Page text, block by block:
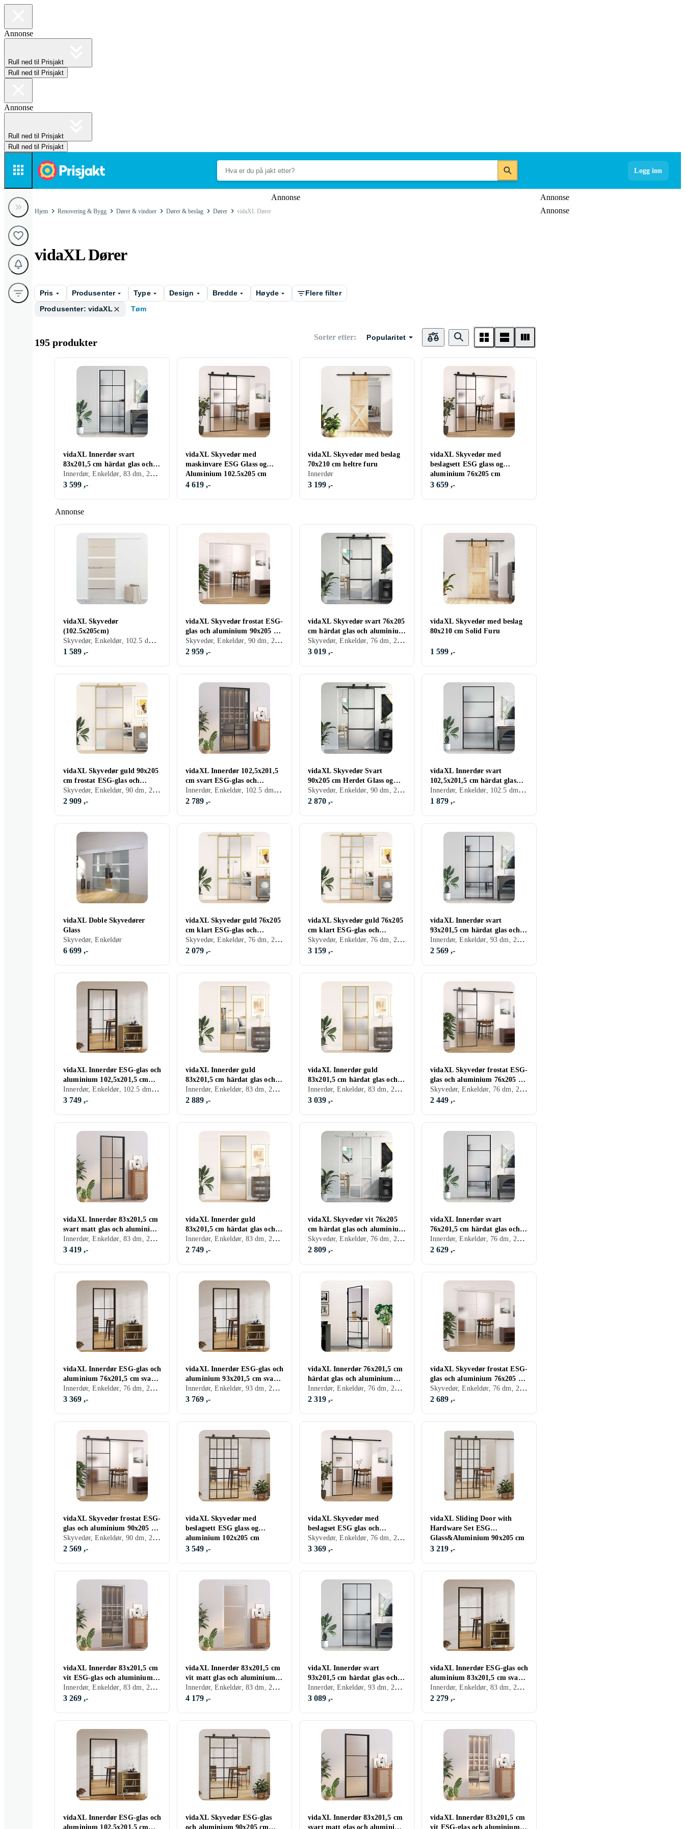
Annonse
Rull ned til Prisjakt
Rull ned til Prisjakt
Annonse
Rull ned til Prisjakt
Rull ned til Prisjakt
Logg inn
Annonse
Annonse
Annonse
Hjem Renovering & Bygg Dører & vinduer Dører & beslag Dører vidaXL Dører
vidaXL Dører
Pris Produsenter Type Design Bredde Høyde
Flere filter
Produsenter: vidaXL
Tøm
195 produkter Sorter etter: Popularitet
Annonse
vidaXL Innerdør svart
83x201,5 cm härdat glas och
aluminium slim 155127
Innerdør, Enkeldør, 83 dm, 201.5 dm
3 599 ,-
vidaXL Skyvedør med
maskinvare ESG Glass og
Aluminium 102.5x205 cm
4 619 ,-
vidaXL Skyvedør med beslag
70x210 cm heltre furu
Innerdør
3 199 ,-
vidaXL Skyvedør med
beslagsett ESG glass og
aluminium 76x205 cm
3 659 ,-
vidaXL Skyvedør
(102.5x205cm)
Skyvedør, Enkeldør, 102.5 dm, 205 dm
1 589 ,-
vidaXL Skyvedør frostat ESG-
glas och aluminium 90x205 cm
vit 151685
Skyvedør, Enkeldør, 90 dm, 205 dm
2 959 ,-
vidaXL Skyvedør svart 76x205
cm härdat glas och aluminium
155201
Skyvedør, Enkeldør, 76 dm, 205 dm
3 019 ,-
vidaXL Skyvedør med beslag
80x210 cm Solid Furu
1 599 ,-
vidaXL Skyvedør guld 90x205
cm frostat ESG-glas och
aluminium 155152
Skyvedør, Enkeldør, 90 dm, 205 dm
2 909 ,-
vidaXL Innerdør 102,5x201,5
cm svart ESG-glas och
aluminium 350567
Innerdør, Enkeldør, 102.5 dm, 201.5 dm
2 789 ,-
vidaXL Skyvedør Svart
90x205 cm Herdet Glass og
Aluminium 155199
Skyvedør, Enkeldør, 90 dm, 205 dm
2 870 ,-
vidaXL Innerdør svart
102,5x201,5 cm härdat glas
och aluminium slim 155123 Innerdør, Enkeldør, 102.5 dm, 201.5 dm
1 879 ,-
vidaXL Doble Skyvedører
Glass
Skyvedør, Enkeldør
6 699 ,-
vidaXL Skyvedør guld 76x205
cm klart ESG-glas och
aluminium 155154
Skyvedør, Enkeldør, 76 dm, 205 dm
2 079 ,-
vidaXL Skyvedør guld 76x205
cm klart ESG-glas och
aluminium 155166
Skyvedør, Enkeldør, 76 dm, 205 dm
3 159 ,-
vidaXL Innerdør svart
93x201,5 cm härdat glas och
aluminium slim 155128
Innerdør, Enkeldør, 93 dm, 201.5 dm
2 569 ,-
vidaXL Innerdør ESG-glas och
aluminium 102,5x201,5 cm
svart 151205
Innerdør, Enkeldør, 102.5 dm, 201.5 dm
3 749 ,-
vidaXL Innerdør guld
83x201,5 cm härdat glas och
aluminium slim 155141
Innerdør, Enkeldør, 83 dm, 201.5 dm
2 889 ,-
vidaXL Innerdør guld
83x201,5 cm härdat glas och
aluminium slim 155145
Innerdør, Enkeldør, 83 dm, 201.5 dm
3 039 ,-
vidaXL Skyvedør frostat ESG-
glas och aluminium 76x205 cm
svart 151679
Skyvedør, Enkeldør, 76 dm, 205 dm
2 449 ,-
vidaXL Innerdør 83x201,5 cm
svart matt glas och aluminium
350557
Innerdør, Enkeldør, 83 dm, 201.5 dm
3 419 ,-
vidaXL Innerdør guld
83x201,5 cm härdat glas och
aluminium slim 155137
Innerdør, Enkeldør, 83 dm, 201.5 dm
2 749 ,-
vidaXL Skyvedør vit 76x205
cm härdat glas och aluminium
155216
Skyvedør, Enkeldør, 76 dm, 205 dm
2 809 ,-
vidaXL Innerdør svart
76x201,5 cm härdat glas och
aluminium slim 155116
Innerdør, Enkeldør, 76 dm, 201.5 dm
2 629 ,-
vidaXL Innerdør ESG-glas och
aluminium 76x201,5 cm svart
151202
Innerdør, Enkeldør, 76 dm, 201.5 dm
3 369 ,-
vidaXL Innerdør ESG-glas och
aluminium 93x201,5 cm svart
151204
Innerdør, Enkeldør, 93 dm, 201.5 dm
3 769 ,-
vidaXL Innerdør 76x201,5 cm
härdat glas och aluminium
slim 153658
Innerdør, Enkeldør, 76 dm, 201.5 dm
2 319 ,-
vidaXL Skyvedør frostat ESG-
glas och aluminium 76x205 cm
vit 151657
Skyvedør, Enkeldør, 76 dm, 205 dm
2 689 ,-
vidaXL Skyvedør frostat ESG-
glas och aluminium 90x205 cm
svart 151683
Skyvedør, Enkeldør, 90 dm, 205 dm
2 569 ,-
vidaXL Skyvedør med
beslagsett ESG glass og
aluminium 102x205 cm
3 549 ,-
vidaXL Skyvedør med
beslagset ESG glas och
aluminium 76x205 cm 3152146
Skyvedør, Enkeldør, 76 dm, 205 dm
3 369 ,-
vidaXL Sliding Door with
Hardware Set ESG
Glass&Aluminium 90x205 cm
3 219 ,-
vidaXL Innerdør 83x201,5 cm
vit ESG-glas och aluminium
350585
Innerdør, Enkeldør, 83 dm, 201.5 dm
3 269 ,-
vidaXL Innerdør 83x201,5 cm
vit matt glas och aluminium
350577
Innerdør, Enkeldør, 83 dm, 201.5 dm
4 179 ,-
vidaXL Innerdør svart
93x201,5 cm härdat glas och
aluminium slim 155129
Innerdør, Enkeldør, 93 dm, 201.5 dm
3 089 ,-
vidaXL Innerdør ESG-glas och
aluminium 83x201,5 cm svart
151199
Innerdør, Enkeldør, 83 dm, 201.5 dm
2 279 ,-
vidaXL Innerdør ESG-glas och
aluminium 102,5x201,5 cm
vidaXL Skyvedør ESG-glas
och aluminium 90x205 cm
vidaXL Innerdør 83x201,5 cm
svart matt glas och aluminium
vidaXL Innerdør 83x201,5 cm
vit ESG-glas och aluminium